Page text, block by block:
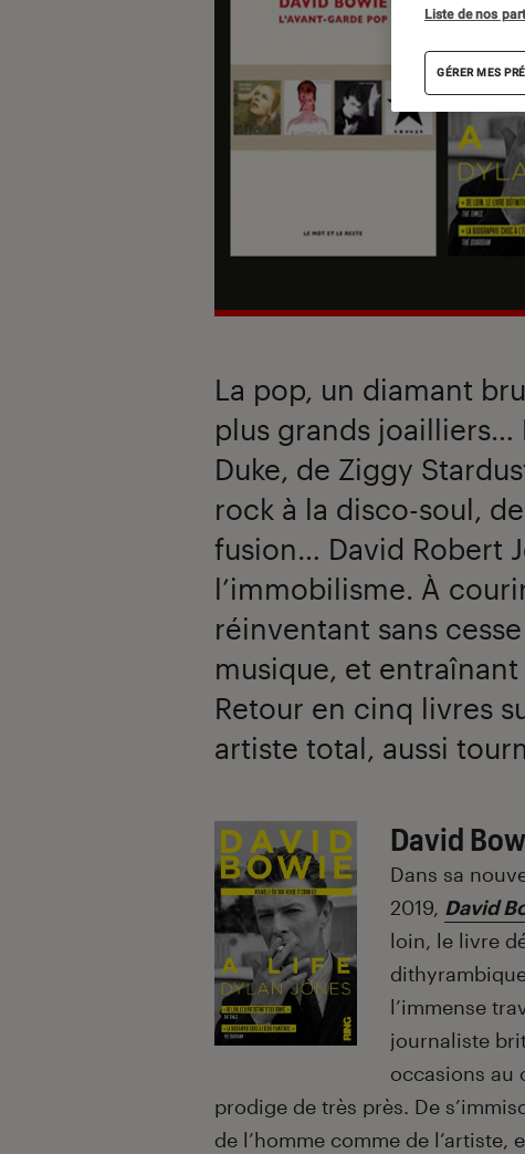
La pop, un diamant
plus grands joailliers…
Duke, de Ziggy
rock à la disco-soul,
fusion… David Robert
l’immobilisme. À
réinventant sans
musique, et
Retour en cinq livres
artiste total, aussi
David
Dans sa
2019, David
loin, le livre
l’immense
journaliste
occasions au
prodige de très près. De
de l’homme comme de
Liste de nos
GÉRER MES